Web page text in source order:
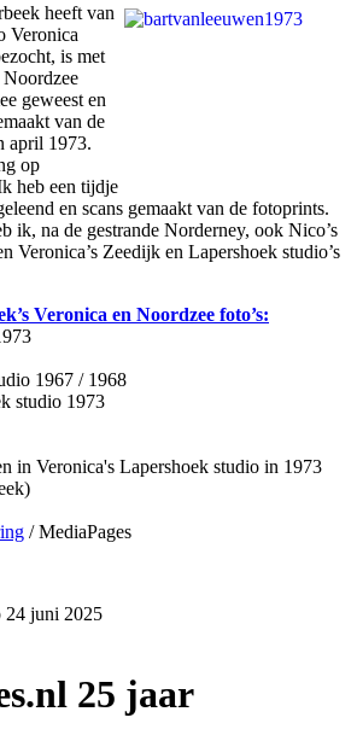
heeft van
Veronica
is met
geweest en
van de
april 1973.
op
heb een tijdje
en scans gemaakt van de fotoprints.
ik, na de gestrande Norderney, ook Nico’s
Veronica’s Zeedijk en Lapershoek studio’s
Veronica en Noordzee foto’s:
1967 / 1968
studio 1973
in Veronica's Lapershoek studio in 1973
/ MediaPages
24 juni 2025
25 jaar